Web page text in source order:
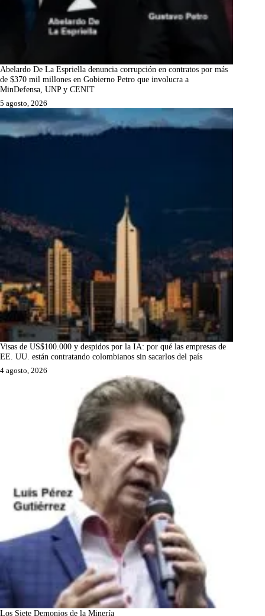
Abelardo De La Espriella denuncia corrupción en contratos por más
de $370 mil millones en Gobierno Petro que involucra a
MinDefensa, UNP y CENIT
5 agosto, 2026
Visas de US$100.000 y despidos por la IA: por qué las empresas de
EE. UU. están contratando colombianos sin sacarlos del país
4 agosto, 2026
Los Siete Demonios de la Minería